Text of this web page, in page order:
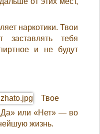
наркотики. Твои
заставлять тебя
и не будут
Твое
или «Нет» — во
жизнь.